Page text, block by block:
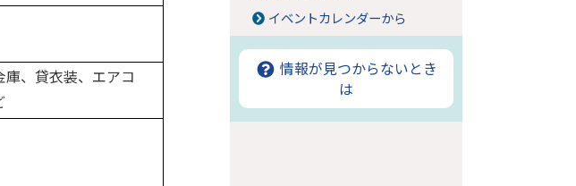
、貸衣装、エアコ
イベントカレンダーから
情報が見つからないとき
は